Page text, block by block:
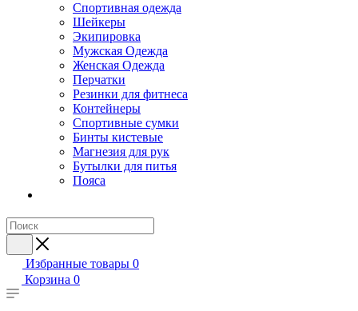
Спортивная одежда
Шейкеры
Экипировка
Мужская Одежда
Женская Одежда
Перчатки
Резинки для фитнеса
Контейнеры
Спортивные сумки
Бинты кистевые
Магнезия для рук
Бутылки для питья
Пояса
Избранные товары 0
Корзина 0